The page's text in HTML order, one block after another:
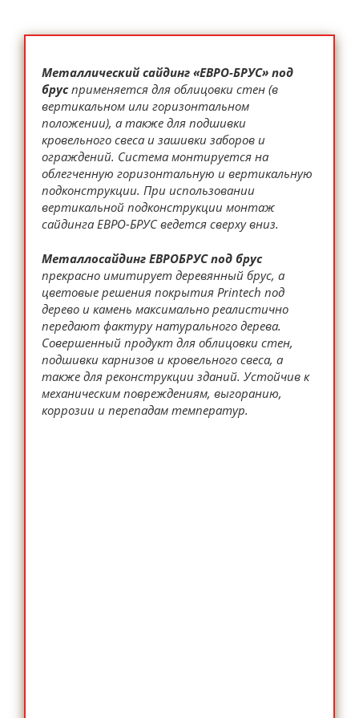
Металлический сайдинг «ЕВРО-БРУС» под
брусприменяется для облицовки стен (в
вертикальном или горизонтальном
положении), а также для подшивки
кровельного свеса и зашивки заборов и
ограждений. Система монтируется на
облегченную горизонтальную и вертикальную
подконструкции. При использовании
вертикальной подконструкции монтаж
сайдинга ЕВРО-БРУС ведется сверху вниз.
Металлосайдинг ЕВРОБРУС под брус
прекрасно имитирует деревянный брус, а
цветовые решения покрытия Printech под
дерево и камень максимально реалистично
передают фактуру натурального дерева.
Совершенный продукт для облицовки стен,
подшивки карнизов и кровельного свеса, а
также для реконструкции зданий. Устойчив к
механическим повреждениям, выгоранию,
коррозии и перепадам температур.